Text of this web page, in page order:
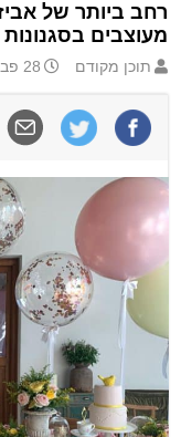
רחב ביותר של
מעוצבים בסגנונות
תוכן מקודם 28 פברואר 2022 18:31